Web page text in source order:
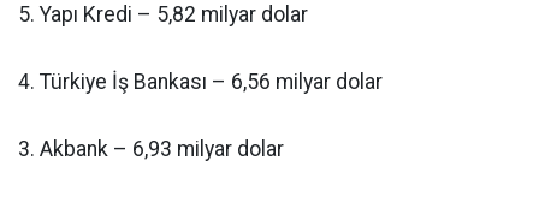
5. Yapı Kredi – 5,82 milyar dolar
4. Türkiye İş Bankası – 6,56 milyar dolar
3. Akbank – 6,93 milyar dolar